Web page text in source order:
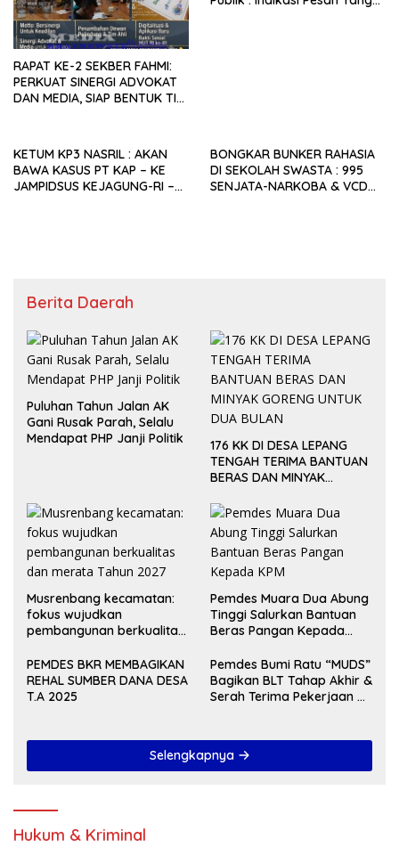
RAPAT KE-2 SEKBER FAHMI:
PERKUAT SINERGI ADVOKAT
DAN MEDIA, SIAP BENTUK TIM
KETUM KP3 NASRIL : AKAN
BAWA KASUS PT KAP – KE
JAMPIDSUS KEJAGUNG-RI –
BONGKAR BUNKER RAHASIA
DI SEKOLAH SWASTA : 995
SENJATA-NARKOBA & VCD
Berita Daerah
Puluhan Tahun Jalan AK
Gani Rusak Parah, Selalu
Mendapat PHP Janji Politik
176 KK DI DESA LEPANG
TENGAH TERIMA BANTUAN
BERAS DAN MINYAK
BULAN
Musrenbang kecamatan:
fokus wujudkan
pembangunan berkualitas
Pemdes Muara Dua Abung
Tinggi Salurkan Bantuan
Beras Pangan Kepada
PEMDES BKR MEMBAGIKAN
REHAL SUMBER DANA DESA
T.A 2025
Pemdes Bumi Ratu “MUDS”
Bagikan BLT Tahap Akhir &
Serah Terima Pekerjaan Di
Selengkapnya
Hukum & Kriminal